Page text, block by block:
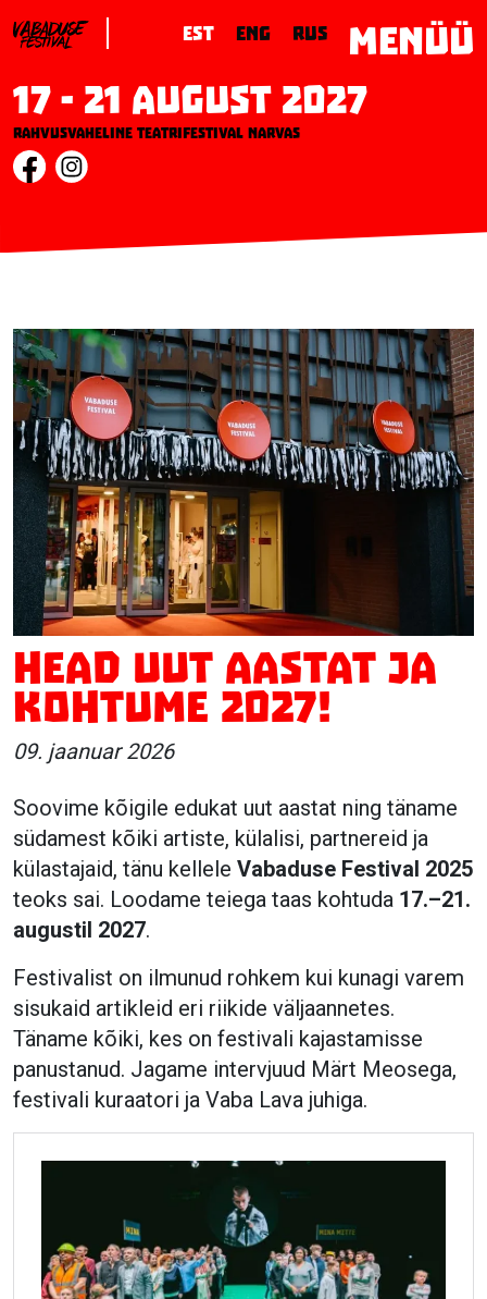
17 - 21 August 2027
Rahvusvaheline teatrifestival Narvas
EST ENG RUS MENÜÜ
Head uut aastat ja
kohtume 2027!
09. jaanuar 2026
Soovime kõigile edukat uut aastat ning täname
südamest kõiki artiste, külalisi, partnereid ja
külastajaid, tänu kellele Vabaduse Festival 2025
teoks sai. Loodame teiega taas kohtuda 17.–21.
augustil 2027.
Festivalist on ilmunud rohkem kui kunagi varem
sisukaid artikleid eri riikide väljaannetes.
Täname kõiki, kes on festivali kajastamisse
panustanud. Jagame intervjuud Märt Meosega,
festivali kuraatori ja Vaba Lava juhiga.